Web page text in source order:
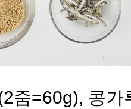
줌=60g), 콩